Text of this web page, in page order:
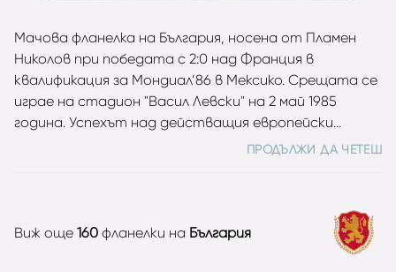
Мачова фланелка на България, носена от Пламен
Николов при победата с 2:0 над Франция в
квалификация за Мондиал’86 в Мексико. Срещата се
играе на стадион "Васил Левски" на 2 май 1985
година. Успехът над действащия европейски
шампион идва след попадения на Георги Димитров-
квалификационната си група, с 11 точки – точно
толкова, колкото имат и „петлите“, които обаче
ПРОДЪЛЖИ ДА ЧЕТЕШ
Виж още 160 фланелки на България